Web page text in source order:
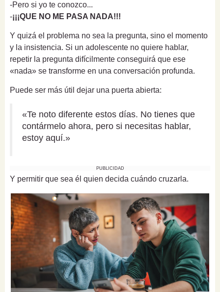
-Pero si yo te conozco...
-¡¡¡QUE NO ME PASA NADA!!!
Y quizá el problema no sea la pregunta, sino el momento
y la insistencia. Si un adolescente no quiere hablar,
repetir la pregunta difícilmente conseguirá que ese
«nada» se transforme en una conversación profunda.
Puede ser más útil dejar una puerta abierta:
«Te noto diferente estos días. No tienes que
contármelo ahora, pero si necesitas hablar,
estoy aquí.»
PUBLICIDAD
Y permitir que sea él quien decida cuándo cruzarla.